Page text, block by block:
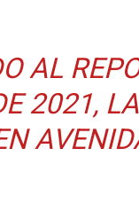
AL
2021,